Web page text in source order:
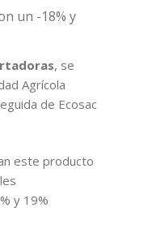
un -18% y
, se
Agrícola
de Ecosac
este producto
y 19%